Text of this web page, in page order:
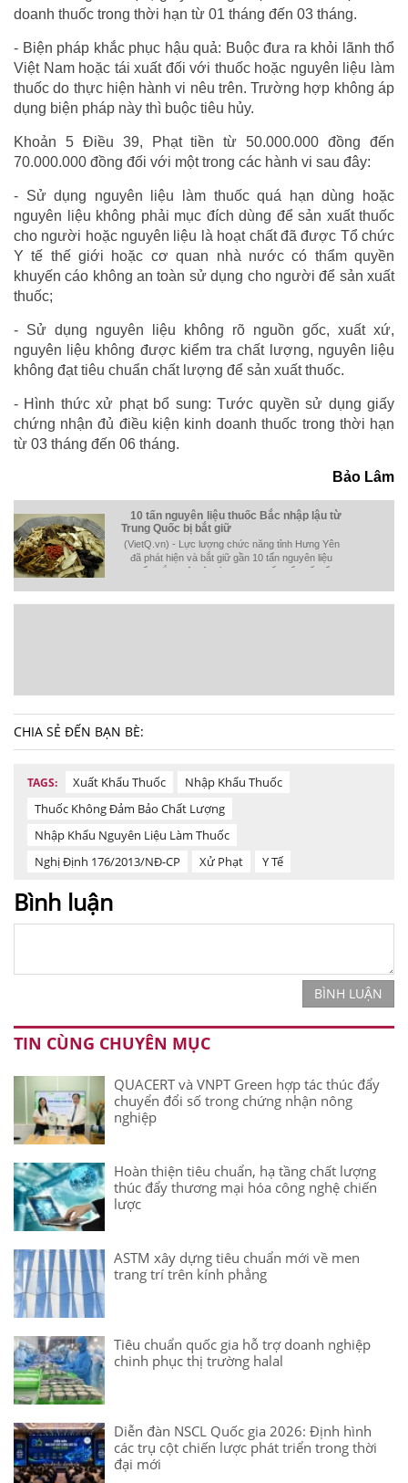
doanh thuốc trong thời hạn từ 01 tháng đến 03 tháng.
- Biện pháp khắc phục hậu quả: Buộc đưa ra khỏi lãnh thổ
Việt Nam hoặc tái xuất đối với thuốc hoặc nguyên liệu làm
thuốc do thực hiện hành vi nêu trên. Trường hợp không áp
dụng biện pháp này thì buộc tiêu hủy.
Khoản 5 Điều 39, Phạt tiền từ 50.000.000 đồng đến
70.000.000 đồng đối với một trong các hành vi sau đây:
- Sử dụng nguyên liệu làm thuốc quá hạn dùng hoặc
nguyên liệu không phải mục đích dùng để sản xuất thuốc
cho người hoặc nguyên liệu là hoạt chất đã được Tổ chức
Y tế thế giới hoặc cơ quan nhà nước có thẩm quyền
khuyến cáo không an toàn sử dụng cho người để sản xuất
thuốc;
- Sử dụng nguyên liệu không rõ nguồn gốc, xuất xứ,
nguyên liệu không được kiểm tra chất lượng, nguyên liệu
không đạt tiêu chuẩn chất lượng để sản xuất thuốc.
- Hình thức xử phạt bổ sung: Tước quyền sử dụng giấy
chứng nhận đủ điều kiện kinh doanh thuốc trong thời hạn
từ 03 tháng đến 06 tháng.
Bảo Lâm
10 tấn nguyên liệu thuốc Bắc nhập lậu từ
Trung Quốc bị bắt giữ
(VietQ.vn) - Lực lượng chức năng tỉnh Hưng Yên
đã phát hiện và bắt giữ gần 10 tấn nguyên liệu
thuốc Bắc nhập lậu từ Trung Quốc để chế biến
CHIA SẺ ĐẾN BẠN BÈ:
TAGS: Xuất Khẩu Thuốc
Nhập Khẩu Thuốc
Thuốc Không Đảm Bảo Chất Lượng
Nhập Khẩu Nguyên Liệu Làm Thuốc
Nghị Định 176/2013/NĐ-CP
Xử Phạt Y Tế
Bình luận
BÌNH LUẬN
TIN CÙNG CHUYÊN MỤC
QUACERT và VNPT Green hợp tác thúc đẩy
chuyển đổi số trong chứng nhận nông
nghiệp
Hoàn thiện tiêu chuẩn, hạ tầng chất lượng
thúc đẩy thương mại hóa công nghệ chiến
lược
ASTM xây dựng tiêu chuẩn mới về men
trang trí trên kính phẳng
Tiêu chuẩn quốc gia hỗ trợ doanh nghiệp
chinh phục thị trường halal
Diễn đàn NSCL Quốc gia 2026: Định hình
các trụ cột chiến lược phát triển trong thời
đại mới